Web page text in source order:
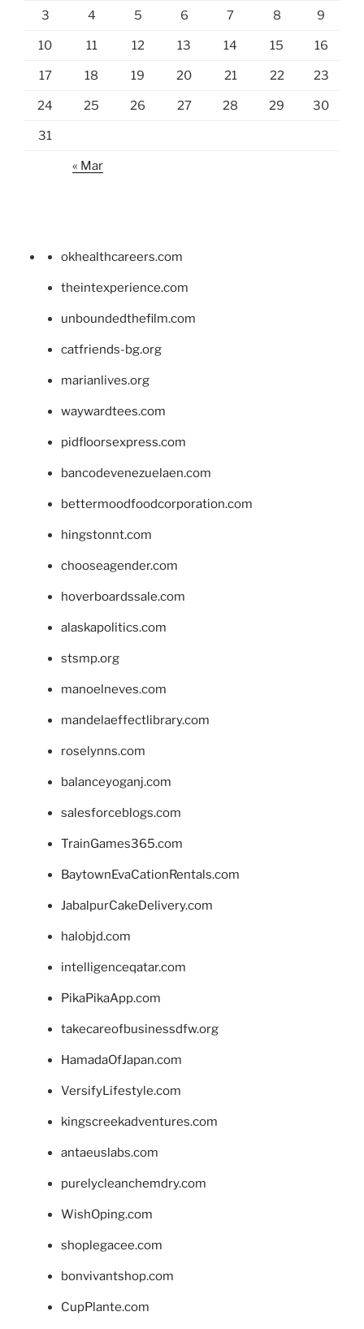
3 4 5 6 7 8 9
10 11 12 13 14 15 16
17 18 19 20 21 22 23
24 25 26 27 28 29 30
31
« Mar
okhealthcareers.com
theintexperience.com
unboundedthefilm.com
catfriends-bg.org
marianlives.org
waywardtees.com
pidfloorsexpress.com
bancodevenezuelaen.com
bettermoodfoodcorporation.com
hingstonnt.com
chooseagender.com
hoverboardssale.com
alaskapolitics.com
stsmp.org
manoelneves.com
mandelaeffectlibrary.com
roselynns.com
balanceyoganj.com
salesforceblogs.com
TrainGames365.com
BaytownEvaCationRentals.com
JabalpurCakeDelivery.com
halobjd.com
intelligenceqatar.com
PikaPikaApp.com
takecareofbusinessdfw.org
HamadaOfJapan.com
VersifyLifestyle.com
kingscreekadventures.com
antaeuslabs.com
purelycleanchemdry.com
WishOping.com
shoplegacee.com
bonvivantshop.com
CupPlante.com